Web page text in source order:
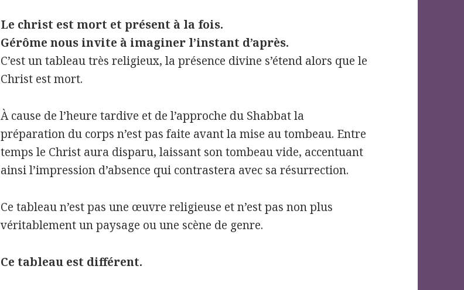
Le christ est mort et présent à la fois.
Gérôme nous invite à imaginer l’instant d’après.
C’est un tableau très religieux, la présence divine s’étend alors que le
Christ est mort.
À cause de l’heure tardive et de l’approche du Shabbat la
préparation du corps n’est pas faite avant la mise au tombeau. Entre
temps le Christ aura disparu, laissant son tombeau vide, accentuant
ainsi l’impression d’absence qui contrastera avec sa résurrection.
Ce tableau n’est pas une œuvre religieuse et n’est pas non plus
véritablement un paysage ou une scène de genre.
Ce tableau est différent.